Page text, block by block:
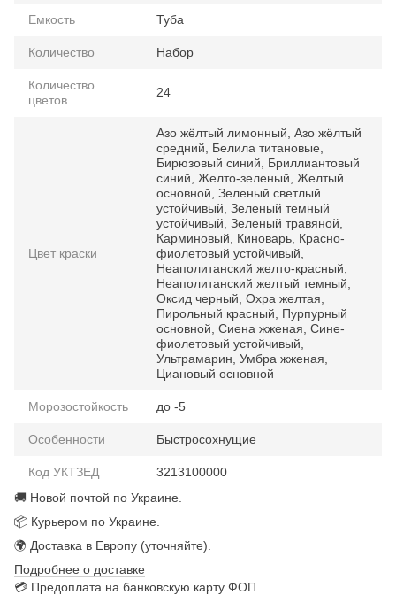
Емкость Туба
Количество Набор
Количество
цветов
24
Цвет краски
Азо жёлтый лимонный, Азо жёлтый
средний, Белила титановые,
Бирюзовый синий, Бриллиантовый
синий, Желто-зеленый, Желтый
основной, Зеленый светлый
устойчивый, Зеленый темный
устойчивый, Зеленый травяной,
Карминовый, Киноварь, Красно-
фиолетовый устойчивый,
Неаполитанский желто-красный,
Неаполитанский желтый темный,
Оксид черный, Охра желтая,
Пирольный красный, Пурпурный
основной, Сиена жженая, Сине-
фиолетовый устойчивый,
Ультрамарин, Умбра жженая,
Циановый основной
Морозостойкость до -5
Особенности Быстросохнущие
Код УКТЗЕД
3213100000
🚚 Новой почтой по Украине.
📦 Курьером по Украине.
🌍 Доставка в Европу (уточняйте).
Подробнее о доставке
💳 Предоплата на банковскую карту ФОП